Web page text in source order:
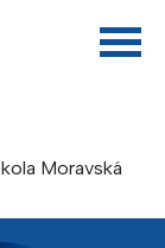
Moravská